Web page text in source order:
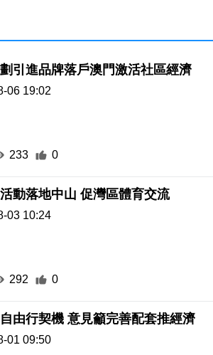
引進品牌落戶澳門激活社區經濟
06 19:02
233 0
動落地中山 促灣區體育交流
03 10:24
292 0
由行契機 意見籲完善配套推經濟
01 09:50